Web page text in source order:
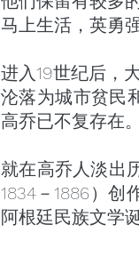
马上生活，英勇
进入19世纪后，
沦落为城市贫民
高乔已不复存在。
就在高乔人淡出
1834－1886）
阿根廷民族文学